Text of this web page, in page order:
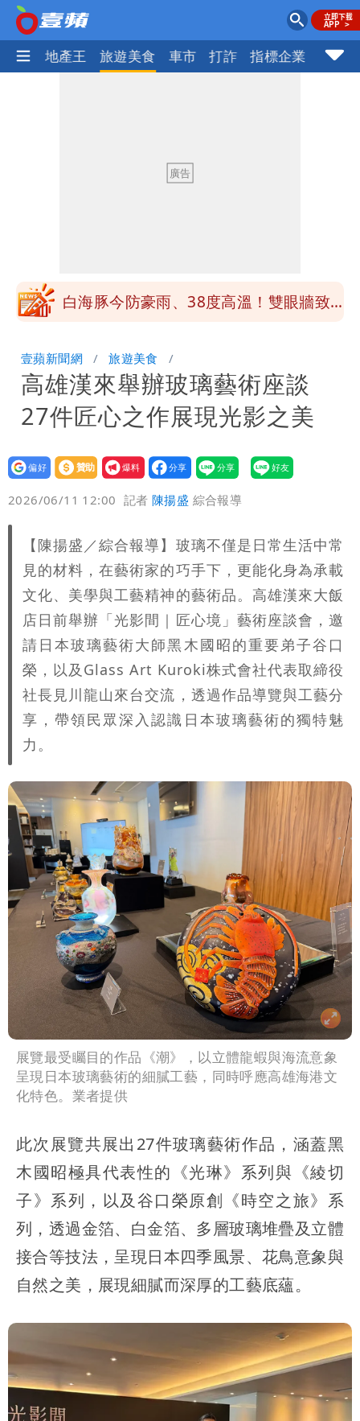
技 地產王 旅遊美食 車市 打詐 指標企業 壹蘋
1元商品開搶！超市、量販週末優惠 父
黃線停車
白海豚今防豪雨、38度高溫！雙眼牆致
每天看診到半夜
慈濟爆世紀大騙局 AIT發文高級酸！他
笑：真的很會
白海豚大亂！航空66架次取消、船班39
航次停航
姜厚任不信嫩女友「辣手摧花」 創演藝
工會最遺憾1事
白海豚勾到「台灣陸地」了！雙眼牆旋
繞 路徑擺盪
特斯拉衝夜市…猛撞12車！民眾嚇「賓士
救好幾條人命」
他揭日本捐AZ疫苗秘辛「專為台生
產」：終還陳時中清白
白海豚「大轉彎」機率非常小！明強度有
變化
1元商品開搶！超市、量販週末優惠 父
親節吃牛排、海鮮
壹蘋新聞網 旅遊美食
高雄漢來舉辦玻璃藝術座談
27件匠心之作展現光影之美
設為
贊助
我要
爆料
2026/06/11 12:00 記者陳揚盛 綜合報導
【陳揚盛／綜合報導】玻璃不僅是日常生活中常
見的材料，在藝術家的巧手下，更能化身為承載
文化、美學與工藝精神的藝術品。高雄漢來大飯
店日前舉辦「光影間｜匠心境」藝術座談會，邀
請日本玻璃藝術大師黑木國昭的重要弟子谷口
榮，以及Glass Art Kuroki株式會社代表取締役
社長見川龍山來台交流，透過作品導覽與工藝分
享，帶領民眾深入認識日本玻璃藝術的獨特魅
力。
展覽最受矚目的作品《潮》，以立體龍蝦與海流意象
呈現日本玻璃藝術的細膩工藝，同時呼應高雄海港文
化特色。業者提供
此次展覽共展出27件玻璃藝術作品，涵蓋黑
木國昭極具代表性的《光琳》系列與《綾切
子》系列，以及谷口榮原創《時空之旅》系
列，透過金箔、白金箔、多層玻璃堆疊及立體
接合等技法，呈現日本四季風景、花鳥意象與
自然之美，展現細膩而深厚的工藝底蘊。